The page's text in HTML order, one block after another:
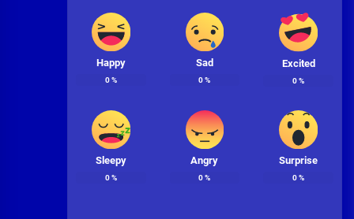
Happy
0%
Sad
0%
Excited
0%
Sleepy
0%
Angry
0%
Surprise
0%